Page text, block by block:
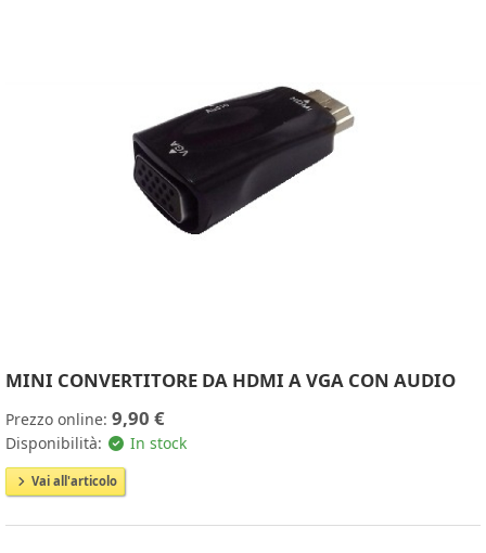
MINI CONVERTITORE DA HDMI A VGA CON AUDIO
Prezzo online: 9,90 €
Disponibilità: In stock
Vai all'articolo